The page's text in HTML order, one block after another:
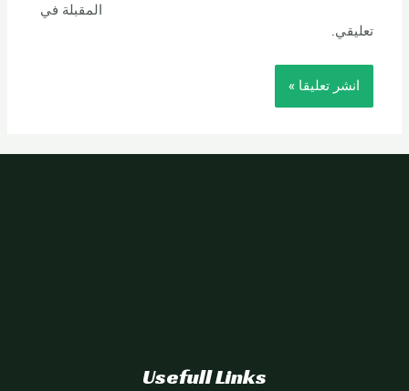
المقبلة في
تعليقي.
Usefull Links